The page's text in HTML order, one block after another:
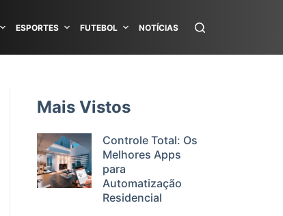
ESPORTES FUTEBOL NOTÍCIAS
Mais Vistos
Controle Total: Os
Melhores Apps
para
Automatização
Residencial